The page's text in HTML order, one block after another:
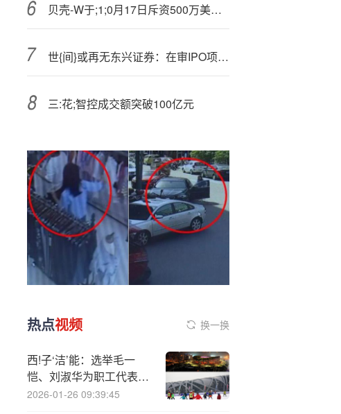
贝壳-W于;1;0月17日斥资500万美元回购82.12万股
世{间}或再无东兴证券：在审IPO项目疑点重重 是否存在“下一个泽达易盛”？|投行排雷
三:花;智控成交额突破100亿元
热点视频 换一换
西!子‘洁’能：选举毛一
恺、刘淑华为职工代表董
事
2026-01-26 09:39:45